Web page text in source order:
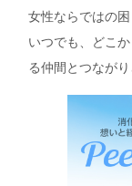
女性ならではの
いつでも、どこ
る仲間とつなが